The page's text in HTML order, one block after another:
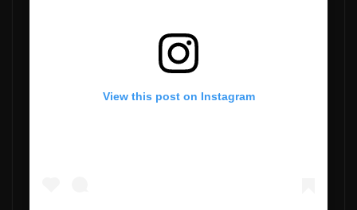
View this post on Instagram